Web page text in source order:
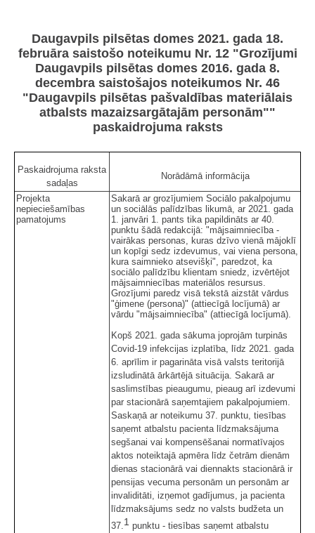
Daugavpils pilsētas domes 2021. gada 18.
februāra saistošo noteikumu Nr. 12 "Grozījumi
Daugavpils pilsētas domes 2016. gada 8.
decembra saistošajos noteikumos Nr. 46
"Daugavpils pilsētas pašvaldības materiālais
atbalsts mazaizsargātajām personām""
paskaidrojuma raksts
Paskaidrojuma raksta
sadaļas
Norādāmā informācija
Projekta
nepieciešamības
pamatojums
Sakarā ar grozījumiem Sociālo pakalpojumu
un sociālās palīdzības likumā, ar 2021. gada
1. janvāri 1. pants tika papildināts ar 40.
punktu šādā redakcijā: "mājsaimniecība -
vairākas personas, kuras dzīvo vienā mājoklī
un kopīgi sedz izdevumus, vai viena persona,
kura saimnieko atsevišķi", paredzot, ka
sociālo palīdzību klientam sniedz, izvērtējot
mājsaimniecības materiālos resursus.
Grozījumi paredz visā tekstā aizstāt vārdus
"ģimene (persona)" (attiecīgā locījumā) ar
vārdu "mājsaimniecība" (attiecīgā locījumā).
Kopš 2021. gada sākuma joprojām turpinās
Covid-19 infekcijas izplatība, līdz 2021. gada
6. aprīlim ir pagarināta visā valsts teritorijā
izsludinātā ārkārtējā situācija. Sakarā ar
saslimstības pieaugumu, pieaug arī izdevumi
par stacionārā saņemtajiem pakalpojumiem.
Saskaņā ar noteikumu 37. punktu, tiesības
saņemt atbalstu pacienta līdzmaksājuma
segšanai vai kompensēšanai normatīvajos
aktos noteiktajā apmēra līdz četrām dienām
dienas stacionārā vai diennakts stacionārā ir
pensijas vecuma personām un personām ar
invaliditāti, izņemot gadījumus, ja pacienta
līdzmaksājums sedz no valsts budžeta un
37.1 punktu - tiesības saņemt atbalstu